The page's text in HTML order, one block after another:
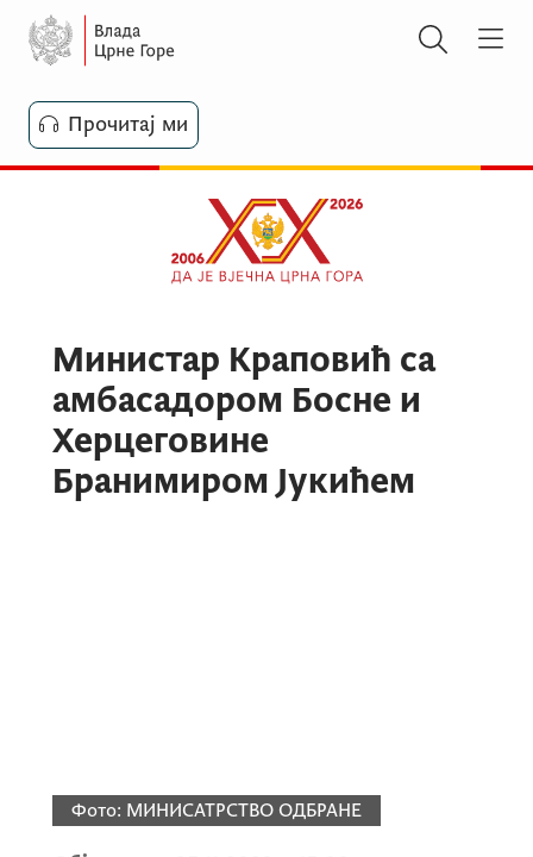
Прочитај ми
Министар Краповић са
амбасадором Босне и
Херцеговине
Бранимиром Јукићем
Фото: МИНИСАТРСТВО ОДБРАНЕ